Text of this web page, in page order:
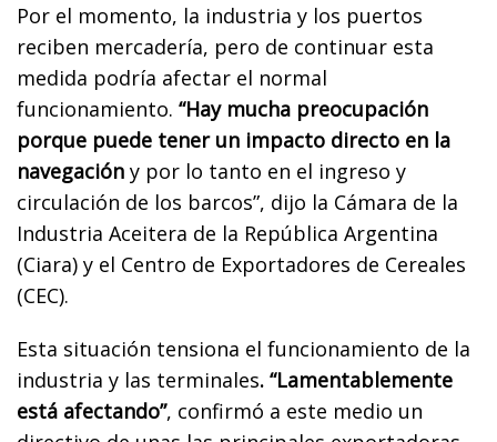
Por el momento, la industria y los puertos
reciben mercadería, pero de continuar esta
medida podría afectar el normal
funcionamiento. “Hay mucha preocupación
porque puede tener un impacto directo en la
navegación y por lo tanto en el ingreso y
circulación de los barcos”, dijo la Cámara de la
Industria Aceitera de la República Argentina
(Ciara) y el Centro de Exportadores de Cereales
(CEC).
Esta situación tensiona el funcionamiento de la
industria y las terminales. “Lamentablemente
está afectando”, confirmó a este medio un